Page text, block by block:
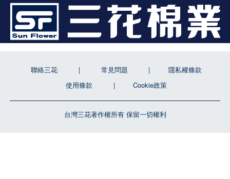
台灣三花著作權所有 保留一切權利
聯絡三花 常見問題
隱私權條款
使用條款
Cookie政策